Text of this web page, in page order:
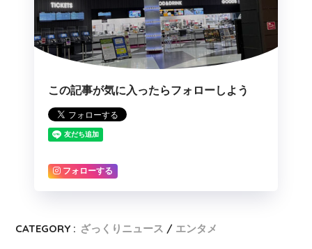
この記事が気に入ったらフォローしよう
フォローする
CATEGORY : ざっくりニュース エンタメ